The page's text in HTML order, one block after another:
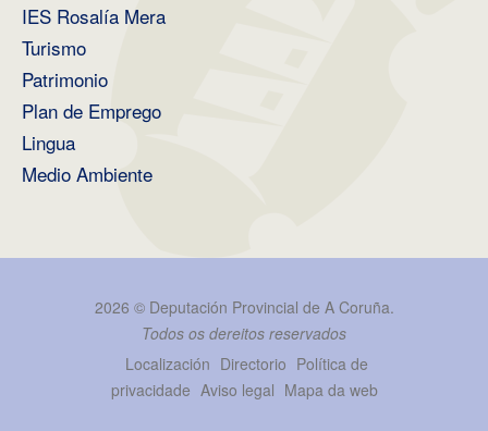
IES Rosalía Mera
Turismo
Patrimonio
Plan de Emprego
Lingua
Medio Ambiente
2026 © Deputación Provincial de A Coruña.
Todos os dereitos reservados
Localización Directorio Política de
privacidade Aviso legal Mapa da web